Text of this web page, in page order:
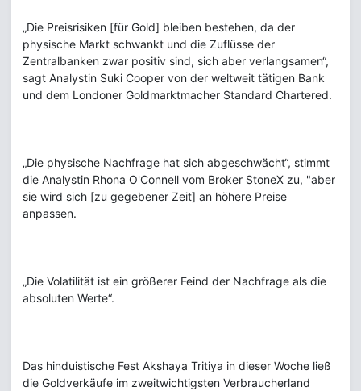
„Die Preisrisiken [für Gold] bleiben bestehen, da der
physische Markt schwankt und die Zuflüsse der
Zentralbanken zwar positiv sind, sich aber verlangsamen“,
sagt Analystin Suki Cooper von der weltweit tätigen Bank
und dem Londoner Goldmarktmacher Standard Chartered.
„Die physische Nachfrage hat sich abgeschwächt“, stimmt
die Analystin Rhona O'Connell vom Broker StoneX zu, "aber
sie wird sich [zu gegebener Zeit] an höhere Preise
anpassen.
„Die Volatilität ist ein größerer Feind der Nachfrage als die
absoluten Werte“.
Das hinduistische Fest Akshaya Tritiya in dieser Woche ließ
die Goldverkäufe im zweitwichtigsten Verbraucherland